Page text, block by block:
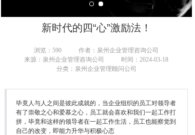
薪酬设
文化绩
新时代的四“心”激励法！
浏览： 590
作者：泉州企业管理咨询公司
来源：泉州企业管理咨询公司
时间：2024-03-18
分类：泉州企业管理顾问公司
毕竟人与人之间是彼此成就的，当企业组织的员工对领导者
有了崇敬之心和爱慕之心，员工就会喜欢和我们一起工作打
拼，毕竟和这样的领导者在一起工作生活，员工也能察觉到
自己的改变，即能力升华与积极心态